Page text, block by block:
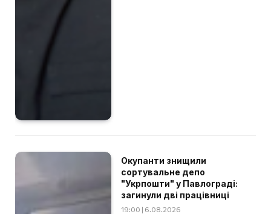
Окупанти знищили
сортувальне депо
"Укрпошти" у Павлограді:
загинули дві працівниці
19:00 | 6.08.2026